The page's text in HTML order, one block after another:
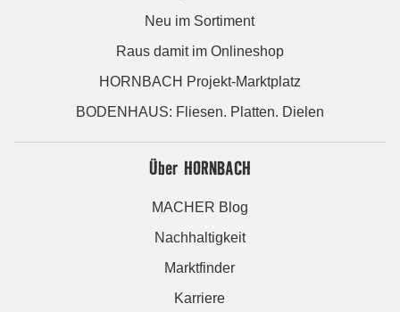
Neu im Sortiment
Raus damit im Onlineshop
HORNBACH Projekt-Marktplatz
BODENHAUS: Fliesen. Platten. Dielen
Über HORNBACH
MACHER Blog
Nachhaltigkeit
Marktfinder
Karriere